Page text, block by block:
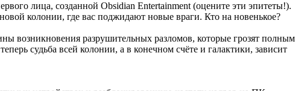
лица, созданной Obsidian Entertainment (оцените эти эпитеты!).
колонии, где вас поджидают новые враги. Кто на новенькое?
возникновения разрушительных разломов, которые грозят полным
судьба всей колонии, а в конечном счёте и галактики, зависит